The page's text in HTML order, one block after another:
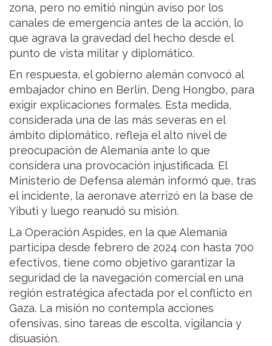
zona, pero no emitió ningún aviso por los
canales de emergencia antes de la acción, lo
que agrava la gravedad del hecho desde el
punto de vista militar y diplomático.
En respuesta, el gobierno alemán convocó al
embajador chino en Berlín, Deng Hongbo, para
exigir explicaciones formales. Esta medida,
considerada una de las más severas en el
ámbito diplomático, refleja el alto nivel de
preocupación de Alemania ante lo que
considera una provocación injustificada. El
Ministerio de Defensa alemán informó que, tras
el incidente, la aeronave aterrizó en la base de
Yibuti y luego reanudó su misión.
La Operación Aspides, en la que Alemania
participa desde febrero de 2024 con hasta 700
efectivos, tiene como objetivo garantizar la
seguridad de la navegación comercial en una
región estratégica afectada por el conflicto en
Gaza. La misión no contempla acciones
ofensivas, sino tareas de escolta, vigilancia y
disuasión.